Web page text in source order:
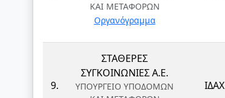
ΚΑΙ ΜΕΤΑΦΟΡΩΝ
Οργανόγραμμα
9.
ΣΤΑΘΕΡΕΣ
ΣΥΓΚΟΙΝΩΝΙΕΣ Α.Ε.
ΥΠΟΥΡΓΕΙΟ ΥΠΟΔΟΜΩΝ
ΙΔΑΧ